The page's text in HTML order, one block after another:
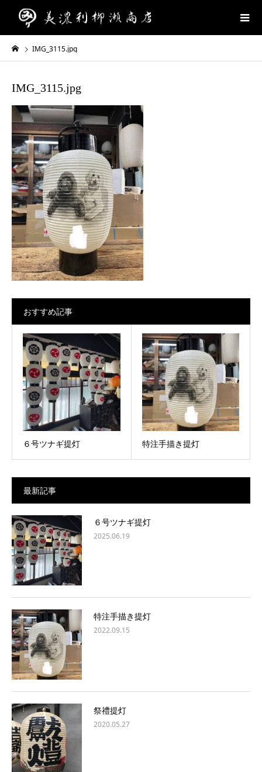
IMG_3115.jpg
IMG_3115.jpg
おすすめ記事
６号ツナギ提灯 特注手描き提灯
最新記事
６号ツナギ提灯
2025.06.19
特注手描き提灯
2022.09.15
祭禮提灯
2020.05.27